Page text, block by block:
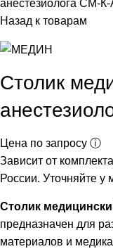
анестезиолога СМ-
Назад к товарам
Столик
Цена по запросу ⓘ
Зависит от
России. Уточняйте у
Столик
предназначен для
материалов и